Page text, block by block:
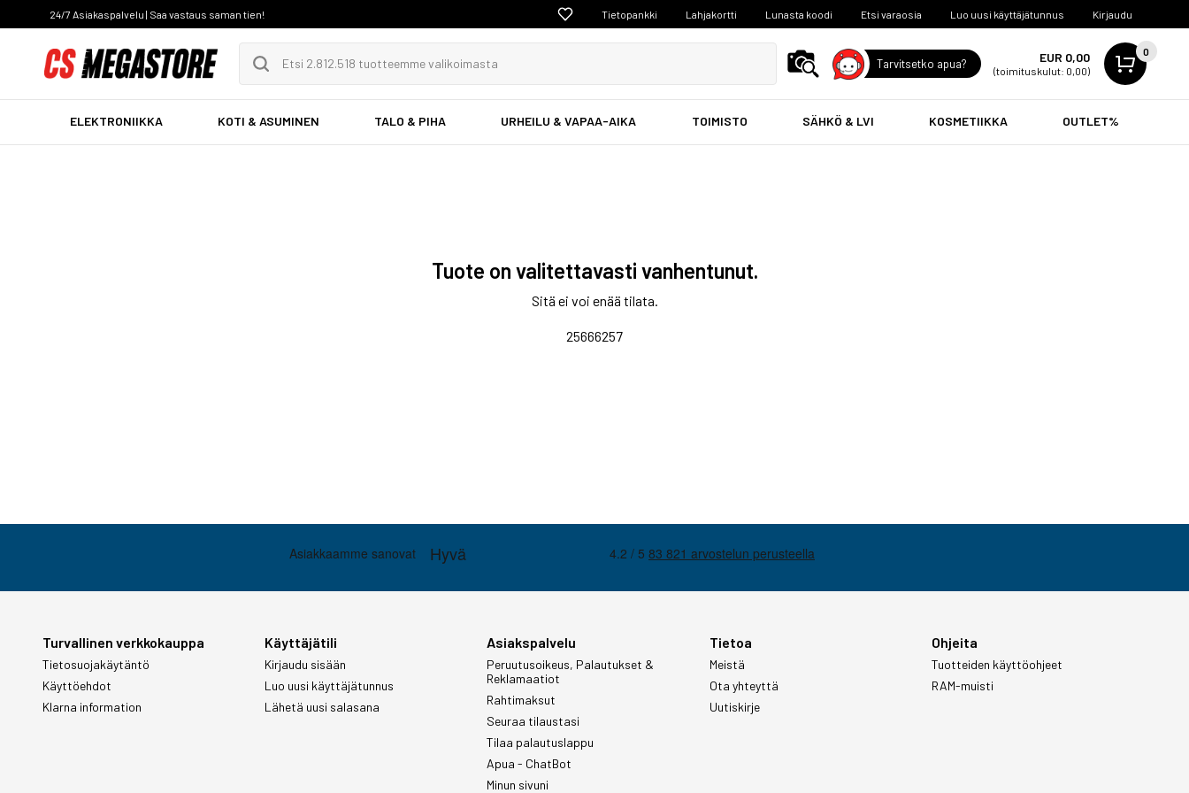
24/7 Asiakaspalvelu | Saa vastaus saman tien! Tietopankki Lahjakortti Lunasta koodi Etsi varaosia Luo uusi käyttäjätunnus Kirjaudu
Tarvitsetko apua? EUR 0,00
(toimituskulut: 0,00)
0
ELEKTRONIIKKA KOTI & ASUMINEN TALO & PIHA URHEILU & VAPAA-AIKA TOIMISTO SÄHKÖ & LVI KOSMETIIKKA OUTLET%
Tuote on valitettavasti vanhentunut.
Sitä ei voi enää tilata.
25666257
Turvallinen verkkokauppa
Tietosuojakäytäntö
Käyttöehdot
Klarna information
Käyttäjätili
Kirjaudu sisään
Luo uusi käyttäjätunnus
Lähetä uusi salasana
Asiakspalvelu
Peruutusoikeus, Palautukset &
Reklamaatiot
Rahtimaksut
Seuraa tilaustasi
Tilaa palautuslappu
Apua - ChatBot
Minun sivuni
Tietoa
Meistä
Ota yhteyttä
Uutiskirje
Ohjeita
Tuotteiden käyttöohjeet
RAM-muisti